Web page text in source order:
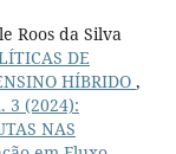
Roos da Silva
DE
HÍBRIDO ,
3 (2024):
NAS